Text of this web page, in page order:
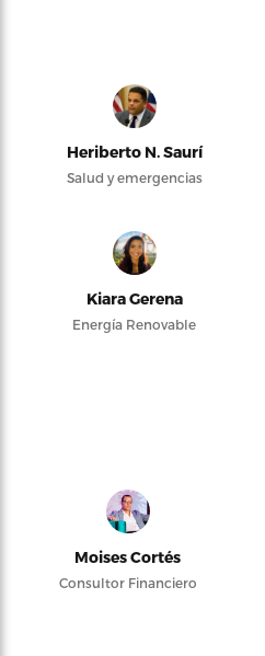
Heriberto N. Saurí
Salud y emergencias
Kiara Gerena
Energía Renovable
Moises Cortés
Consultor Financiero